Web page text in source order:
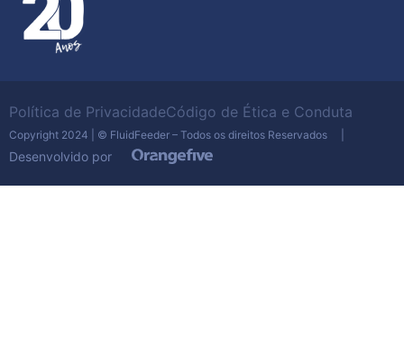
Política de PrivacidadeCódigo de Ética e Conduta
Copyright 2024 | © FluidFeeder – Todos os direitos Reservados |
Desenvolvido por